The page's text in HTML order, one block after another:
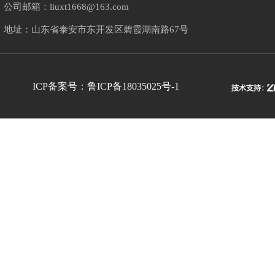
公司邮箱：liuxt1668@163.com
地址：山东省泰安市东开发区碧霞湖南路67号
首页ICP备案号：鲁ICP备18035025号-1